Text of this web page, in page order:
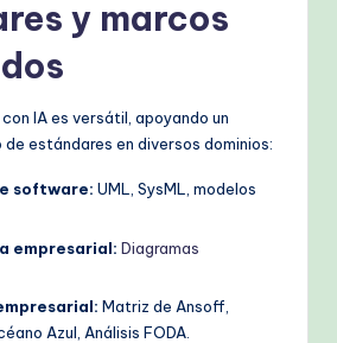
y marcos
IA es versátil, apoyando un
estándares en diversos dominios:
software: UML, SysML, modelos
empresarial: Diagramas
Matriz de Ansoff,
Azul, Análisis FODA.